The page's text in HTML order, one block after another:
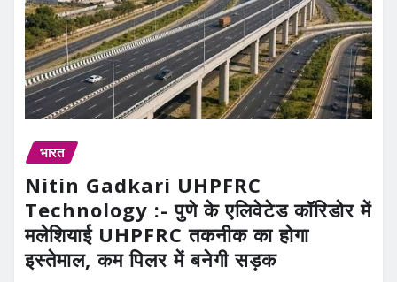
भारत
Nitin Gadkari UHPFRC
Technology :- पुणे के एलिवेटेड कॉरिडोर में
मलेशियाई UHPFRC तकनीक का होगा
इस्तेमाल, कम पिलर में बनेगी सड़क